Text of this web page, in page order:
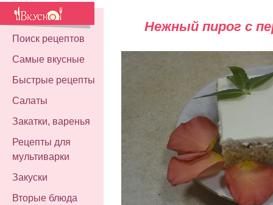
Поиск рецептов
Самые вкусные
Быстрые рецепты
Салаты
Закатки, варенья
Рецепты для
мультиварки
Закуски
Вторые блюда
Нежный пирог с